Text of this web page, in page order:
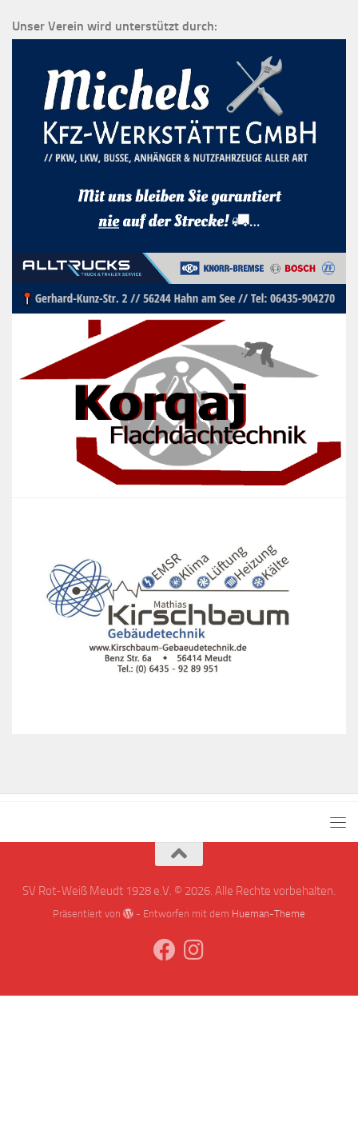
Unser Verein wird unterstützt durch:
SV Rot-Weiß Meudt 1928 e.V. © 2026. Alle Rechte vorbehalten.
Präsentiert von - Entworfen mit dem Hueman-Theme